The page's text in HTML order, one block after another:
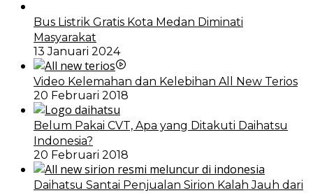
Bus Listrik Gratis Kota Medan Diminati
Masyarakat
13 Januari 2024
Video Kelemahan dan Kelebihan All New Terios
20 Februari 2018
Belum Pakai CVT, Apa yang Ditakuti Daihatsu
Indonesia?
20 Februari 2018
Daihatsu Santai Penjualan Sirion Kalah Jauh dari